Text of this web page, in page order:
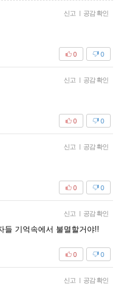
신고 | 공감 확인
0
0
신고 | 공감 확인
0
0
신고 | 공감 확인
0
0
신고 | 공감 확인
들 기억속에서 불멸할거야!!
0
0
신고 | 공감 확인